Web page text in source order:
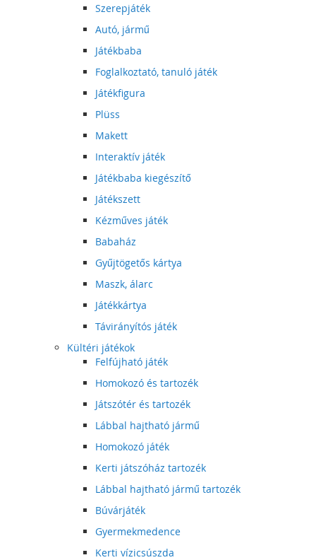
Szerepjáték
Autó, jármű
Játékbaba
Foglalkoztató, tanuló játék
Játékfigura
Plüss
Makett
Interaktív játék
Játékbaba kiegészítő
Játékszett
Kézműves játék
Babaház
Gyűjtögetős kártya
Maszk, álarc
Játékkártya
Távirányítós játék
Kültéri játékok
Felfújható játék
Homokozó és tartozék
Játszótér és tartozék
Lábbal hajtható jármű
Homokozó játék
Kerti játszóház tartozék
Lábbal hajtható jármű tartozék
Búvárjáték
Gyermekmedence
Kerti vízicsúszda